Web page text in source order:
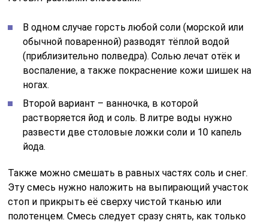
В одном случае горсть любой соли (морской или
обычной поваренной) разводят тёплой водой
(приблизительно полведра). Солью лечат отёк и
воспаление, а также покраснение кожи шишек на
ногах.
Второй вариант – ванночка, в которой
растворяется йод и соль. В литре воды нужно
развести две столовые ложки соли и 10 капель
йода.
Также можно смешать в равных частях соль и снег.
Эту смесь нужно наложить на выпирающий участок
стоп и прикрыть её сверху чистой тканью или
полотенцем. Смесь следует сразу снять, как только